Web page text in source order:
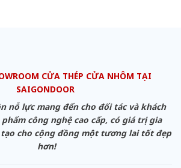
CỬA THÉP CỬA NHÔM TẠI
SAIGONDOOR
nỗ lực mang đến cho đối tác và khách
công nghệ cao cấp, có giá trị gia
cho cộng đồng một tương lai tốt đẹp
hơn!